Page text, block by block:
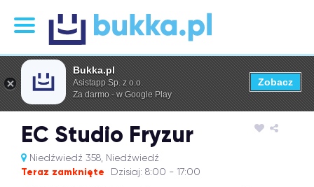
EC Studio Fryzur
Niedźwiedź 358, Niedźwiedź
Teraz zamknięte Dzisiaj: 8:00 - 17:00
Bukka.pl
Asistapp Sp. z o.o.
Za darmo - w Google Play
Zobacz